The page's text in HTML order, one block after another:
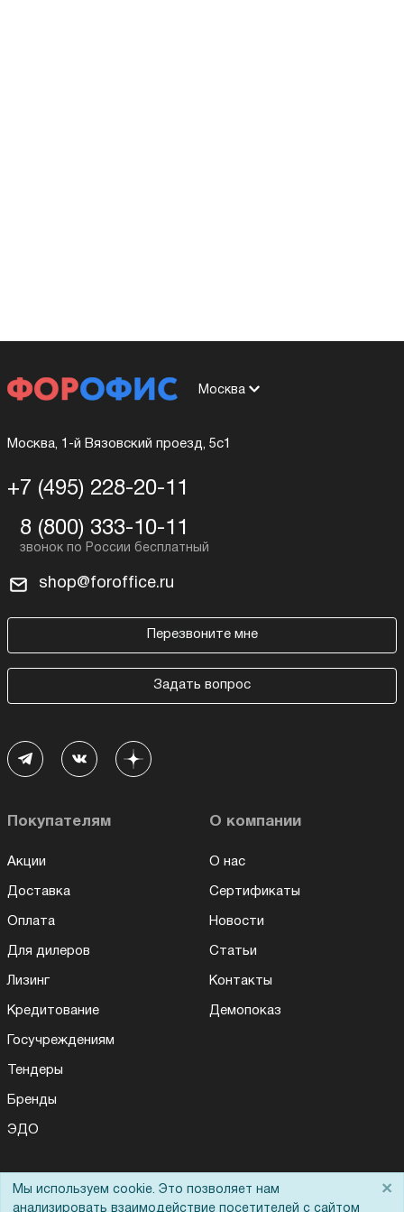
Москва
Москва, 1-й Вязовский проезд, 5с1
+7 (495) 228-20-11
8 (800) 333-10-11
shop@foroffice.ru
Перезвоните мне
Задать вопрос
Покупателям
Акции
Доставка
Оплата
Для дилеров
Лизинг
Кредитование
Госучреждениям
Тендеры
Бренды
ЭДО
О компании
О нас
Сертификаты
Новости
Статьи
Контакты
Демопоказ
Помощь
Мы используем cookie. Это позволяет нам
анализировать взаимодействие посетителей с сайтом
×